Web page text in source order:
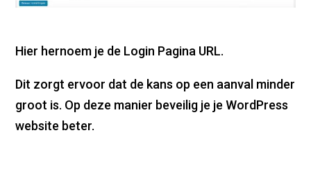
Hier hernoem je de Login Pagina URL.
Dit zorgt ervoor dat de kans op een aanval minder
groot is. Op deze manier beveilig je je WordPress
website beter.